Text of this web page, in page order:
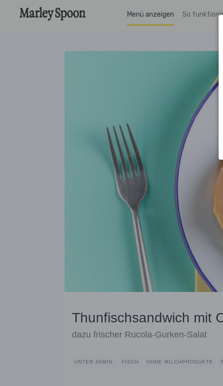
Menü anzeigen So
Thunfischsandwich mit
dazu frischer Rucola-Gurken-Salat
UNTER 30MIN. FISCH OHNE MILCHPRODUKTE